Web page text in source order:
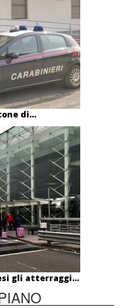
di...
gli atterraggi...